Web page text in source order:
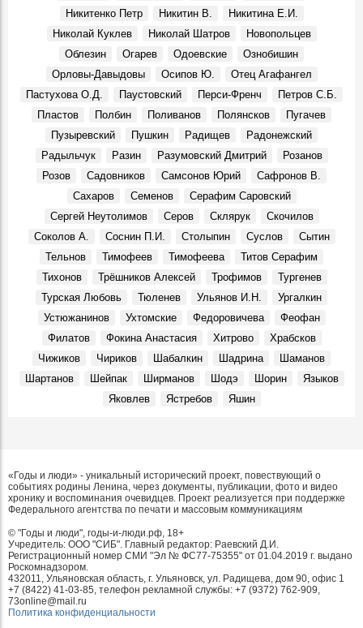
Судьба кавалера. Князь Сергей Михайлович Баратаев
Герои, 21 Октября 1861
От Дворца бракосочетаний до Дома техники
Димитровградскому драматическому театру им. А. Н.
Места, 28 Марта 2026
Презентовали новую книгу краеведа Петра Ермошина
«Село Юлово и его окрестности»
События, 24 Марта 2026
Никитенко Петр
Никитин В.
Никитина Е.И.
Николай Куклев
Николай Шатров
Новопольцев
Облезин
Огарев Одоевские
Ознобишин
Орловы-Давыдовы
Осипов Ю.
Отец Агафангел
Пастухова О.Д.
Паустовский Перси-Френч
Петров С.Б.
Пластов
Полбин Поливанов Полянсков
Пугачев
Пузыревский
Пушкин Радищев
Радонежский
Радыльчук
Разин Разумовский Дмитрий
Розанов
Розов
Садовников Самсонов Юрий
Сафронов В.
Сахаров
Семенов
Серафим Саровский
Сергей Неутолимов
Серов Склярук
Скочилов
Соколов А.
Соснин П.И. Столыпин Суслов
Сытин
Тельнов
Тимофеев Тимофеева
Титов Серафим
Тихонов
Трёшников Алексей Трофимов
Тургенев
Турская Любовь
Тюленев Ульянов И.Н.
Ургалкин
Устюжанинов
Ухтомские Федоровичева
Феофан
Филатов
Фокина Анастасия Хитрово
Храбсков
Чижиков
Чириков Шабалкин Шадрина
Шаманов
Шартанов
Шейпак Ширманов Шодэ Шорин
Языков
Яковлев
Ястребов Яшин
«Годы и люди» - уникальный исторический проект, повествующий о
событиях родины Ленина, через документы, публикации, фото и видео
хронику и воспоминания очевидцев. Проект реализуется при поддержке
Федерального агентства по печати и массовым коммуникациям
© "Годы и люди", годы-и-люди.рф, 18+
Учредитель: ООО "СИБ". Главный редактор: Раевский Д.И.
Регистрационный номер СМИ "Эл № ФС77-75355" от 01.04.2019 г. выдано
Роскомнадзором.
432011, Ульяновская область, г. Ульяновск, ул. Радищева, дом 90, офис 1
+7 (8422) 41-03-85, телефон рекламной службы: +7 (9372) 762-909,
73online@mail.ru
Политика конфиденциальности